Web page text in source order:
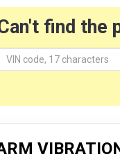
find the